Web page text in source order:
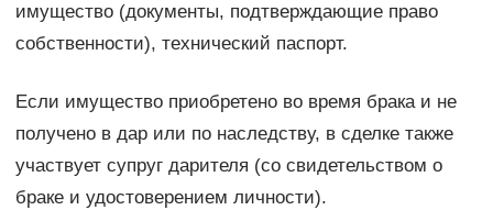
имущество (документы, подтверждающие право
собственности), технический паспорт.
Если имущество приобретено во время брака и не
получено в дар или по наследству, в сделке также
участвует супруг дарителя (со свидетельством о
браке и удостоверением личности).